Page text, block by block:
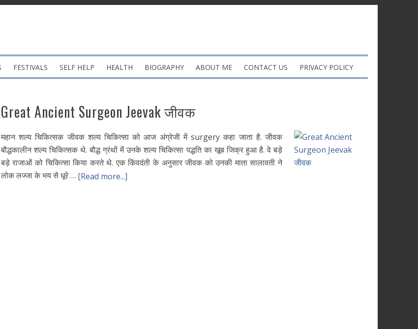
FESTIVALS SELF HELP HEALTH BIOGRAPHY ABOUT ME CONTACT US PRIVACY POLICY
Great Ancient Surgeon Jeevak जीवक
महान शल्य चिकित्सक जीवक शल्य चिकित्सा को आज अंग्रेजी में surgery कहा जाता है. जीवक
बौद्धकालीन शल्य चिकित्सक थे. बौद्ध ग्रंथों में उनके शल्य चिकित्सा पद्धति का खूब जिक्र हुआ है. वे बड़े
बड़े राजाओं को चिकित्सा किया करते थे. एक किंवदंती के अनुसार जीवक को उनकी माता सालावती ने
लोक लज्जा के भय से धूरे … [Read more...]